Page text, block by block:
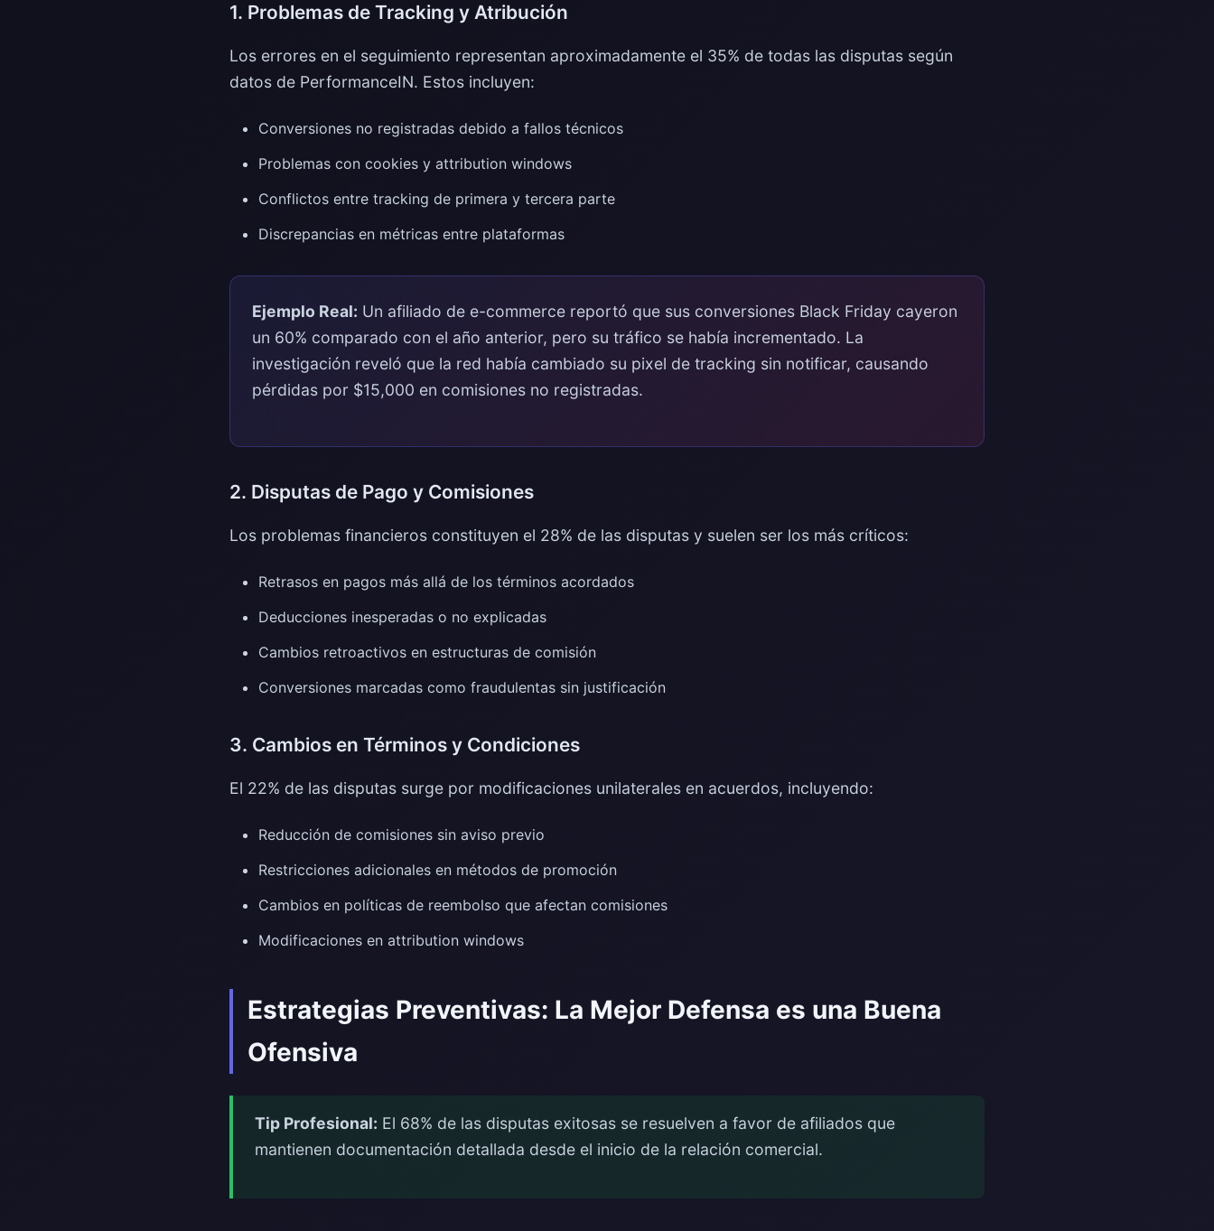
1. Problemas de Tracking y Atribución
Los errores en el seguimiento representan aproximadamente el 35% de todas las disputas según
datos de PerformanceIN. Estos incluyen:
Conversiones no registradas debido a fallos técnicos
Problemas con cookies y attribution windows
Conflictos entre tracking de primera y tercera parte
Discrepancias en métricas entre plataformas
Ejemplo Real: Un afiliado de e-commerce reportó que sus conversiones Black Friday cayeron
un 60% comparado con el año anterior, pero su tráfico se había incrementado. La
investigación reveló que la red había cambiado su pixel de tracking sin notificar, causando
pérdidas por $15,000 en comisiones no registradas.
2. Disputas de Pago y Comisiones
Los problemas financieros constituyen el 28% de las disputas y suelen ser los más críticos:
Retrasos en pagos más allá de los términos acordados
Deducciones inesperadas o no explicadas
Cambios retroactivos en estructuras de comisión
Conversiones marcadas como fraudulentas sin justificación
3. Cambios en Términos y Condiciones
El 22% de las disputas surge por modificaciones unilaterales en acuerdos, incluyendo:
Reducción de comisiones sin aviso previo
Restricciones adicionales en métodos de promoción
Cambios en políticas de reembolso que afectan comisiones
Modificaciones en attribution windows
Estrategias Preventivas: La Mejor Defensa es una Buena
Ofensiva
Tip Profesional: El 68% de las disputas exitosas se resuelven a favor de afiliados que
mantienen documentación detallada desde el inicio de la relación comercial.